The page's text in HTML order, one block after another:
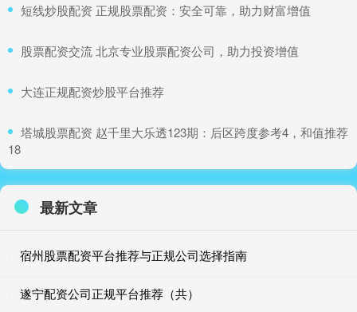
​短线炒股配资 正规股票配资：安全可靠，助力财富增值
​股票配资交流 北京专业股票配资公司，助力投资增值
​大连正规配资炒股平台推荐
​塔城股票配资 赵千里大乐透123期：后区跨度参考4，和值推荐
18
最新文章
宿州股票配资平台推荐与正规公司选择指南
遂宁配资公司正规平台推荐（共）